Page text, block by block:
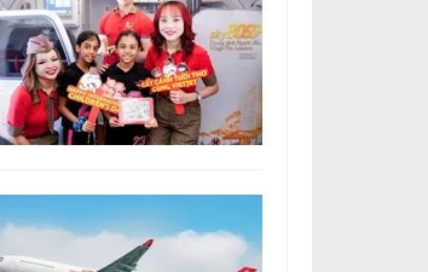
Infographic
Góc ảnh
Công nghệ
Hitech Công nghệ tương lai
Sản phẩm